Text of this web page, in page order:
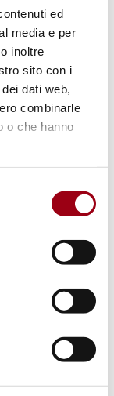
ed
media e per
inoltre
sito con i
dati web,
combinarle
o che hanno
pace.
una
più
umani, che
teorici
ai
lo
e alla